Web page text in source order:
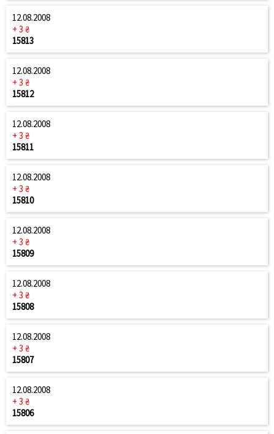
12.08.2008
+ 3 ₴
15813
12.08.2008
+ 3 ₴
15812
12.08.2008
+ 3 ₴
15811
12.08.2008
+ 3 ₴
15810
12.08.2008
+ 3 ₴
15809
12.08.2008
+ 3 ₴
15808
12.08.2008
+ 3 ₴
15807
12.08.2008
+ 3 ₴
15806